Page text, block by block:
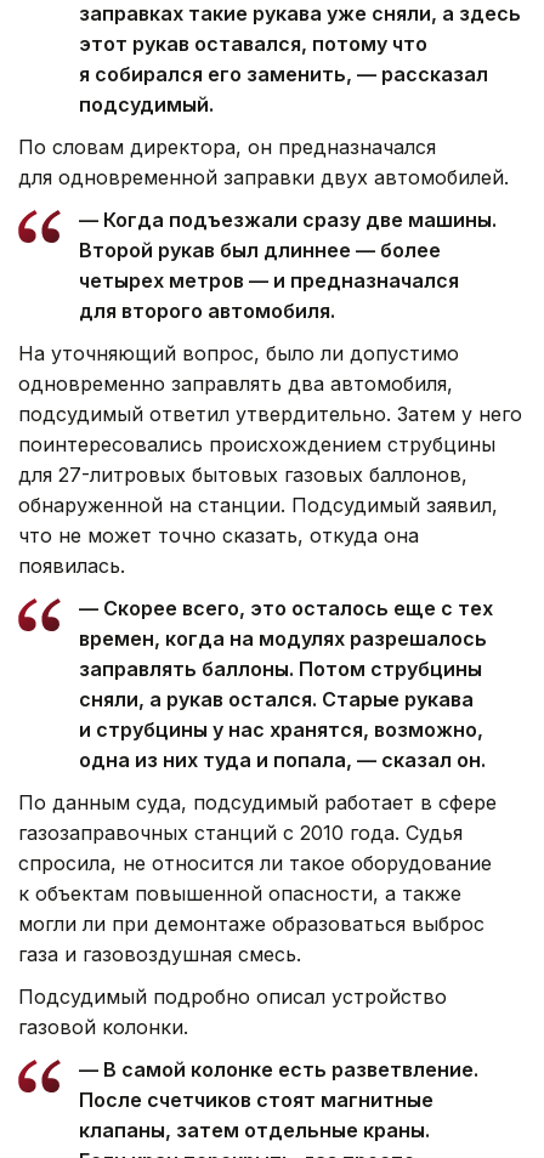
заправках такие рукава уже сняли, а здесь
этот рукав оставался, потому что
я собирался его заменить, — рассказал
подсудимый.
По словам директора, он предназначался
для одновременной заправки двух автомобилей.
— Когда подъезжали сразу две машины.
Второй рукав был длиннее — более
четырех метров — и предназначался
для второго автомобиля.
На уточняющий вопрос, было ли допустимо
одновременно заправлять два автомобиля,
подсудимый ответил утвердительно. Затем у него
поинтересовались происхождением струбцины
для 27-литровых бытовых газовых баллонов,
обнаруженной на станции. Подсудимый заявил,
что не может точно сказать, откуда она
появилась.
— Скорее всего, это осталось еще с тех
времен, когда на модулях разрешалось
заправлять баллоны. Потом струбцины
сняли, а рукав остался. Старые рукава
и струбцины у нас хранятся, возможно,
одна из них туда и попала, — сказал он.
По данным суда, подсудимый работает в сфере
газозаправочных станций с 2010 года. Судья
спросила, не относится ли такое оборудование
к объектам повышенной опасности, а также
могли ли при демонтаже образоваться выброс
газа и газовоздушная смесь.
Подсудимый подробно описал устройство
газовой колонки.
— В самой колонке есть разветвление.
После счетчиков стоят магнитные
клапаны, затем отдельные краны.